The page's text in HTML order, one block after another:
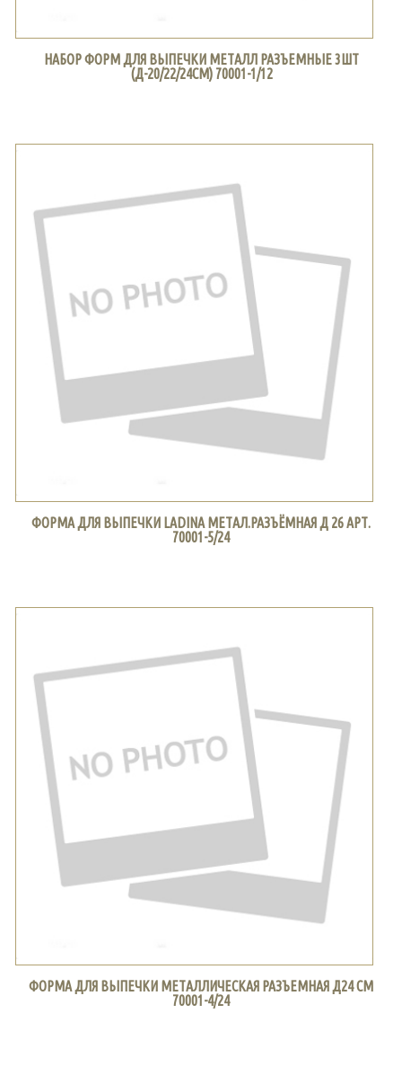
НАБОР ФОРМ ДЛЯ ВЫПЕЧКИ МЕТАЛЛ РАЗЪЕМНЫЕ 3ШТ
(Д-20/22/24СМ) 70001-1/12
ФОРМА ДЛЯ ВЫПЕЧКИ LADINA МЕТАЛ.РАЗЪЁМНАЯ Д 26 АРТ.
70001-5/24
ФОРМА ДЛЯ ВЫПЕЧКИ МЕТАЛЛИЧЕСКАЯ РАЗЪЕМНАЯ Д24 СМ
70001-4/24